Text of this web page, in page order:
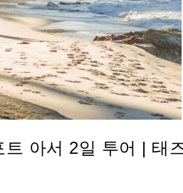
아서 2일 투어 | 태